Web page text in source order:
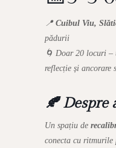
📍 Cuibul Viu,
pădurii
🌀 Doar 20 locuri –
reflecție și ancorare
🍂 Despre
Un spațiu de
conecta cu